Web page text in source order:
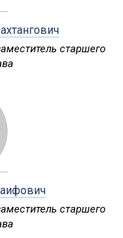
старшего
старшего